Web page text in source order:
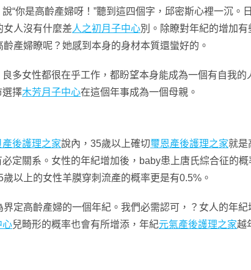
“你是高齡產婦呀！”聽到這四個字，邱密斯心裡一沉
女人沒有什麼差人之初月子中心別。除瞭對年紀的增加
產婦瞭呢？她感到本身的身材本質還蠻好的。
多女性都很在乎工作，都盼望本身能成為一個有自我
選擇木芳月子中心在這個年事成為一個母親。
產後護理之家說內，35歲以上確切璽恩產後護理之家就是
必定關系。女性的年紀增加後，baby患上唐氏綜合征的
以上的女性羊膜穿刺流產的概率更是有0.5%。
界定高齡產婦的一個年紀。我們必需認可，？女人的年紀
心兒畸形的概率也會有所增添，年紀元氣產後護理之家越